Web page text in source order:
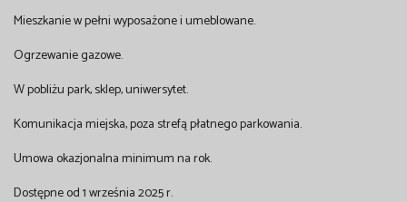
Mieszkanie w pełni wyposażone i umeblowane.
Ogrzewanie gazowe.
W pobliżu park, sklep, uniwersytet.
Komunikacja miejska, poza strefą płatnego parkowania.
Umowa okazjonalna minimum na rok.
Dostępne od 1 września 2025 r.